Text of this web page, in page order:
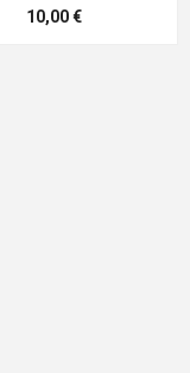
10,00 €